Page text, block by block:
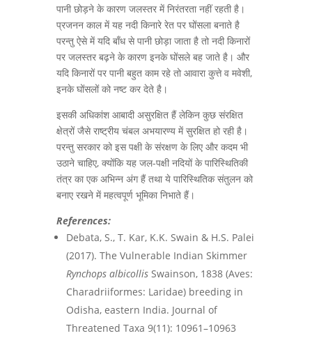
पानी छोड़ने के कारण जलस्तर में निरंतरता नहीं रहती है।
प्रजनन काल में यह नदी किनारे रेत पर घोंसला बनाते है
परन्तु ऐसे में यदि बाँध से पानी छोड़ा जाता है तो नदी किनारों
पर जलस्तर बढ़ने के कारण इनके घोंसले बह जाते है। और
यदि किनारों पर पानी बहुत काम रहे तो आवारा कुत्ते व मवेशी,
इनके घोंसलों को नष्ट कर देते है।
इसकी अधिकांश आबादी असुरक्षित हैं लेकिन कुछ संरक्षित
क्षेत्रों जैसे राष्ट्रीय चंबल अभयारण्य में सुरक्षित हो रही है।
परन्तु सरकार को इस पक्षी के संरक्षण के लिए और कदम भी
उठाने चाहिए, क्योंकि यह जल-पक्षी नदियों के पारिस्थितिकी
तंत्र का एक अभिन्न अंग हैं तथा ये पारिस्थितिक संतुलन को
बनाए रखने में महत्वपूर्ण भूमिका निभाते हैं।
References:
Debata, S., T. Kar, K.K. Swain & H.S. Palei
(2017). The Vulnerable Indian Skimmer
Rynchops albicollisSwainson, 1838 (Aves:
Charadriiformes: Laridae) breeding in
Odisha, eastern India. Journal of
Threatened Taxa 9(11): 10961–10963